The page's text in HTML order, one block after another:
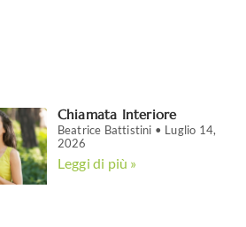
Chiamata Interiore
Beatrice Battistini
Luglio 14,
2026
Leggi di più »